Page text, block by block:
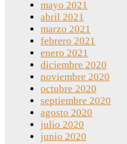
mayo 2021
abril 2021
marzo 2021
febrero 2021
enero 2021
diciembre 2020
noviembre 2020
octubre 2020
septiembre 2020
agosto 2020
julio 2020
junio 2020